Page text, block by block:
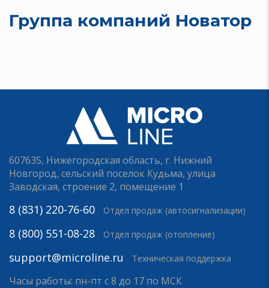
Группа компаний Новатор
607635, Нижегородская область, г. Нижний
Новгород, сельский поселок Кудьма, улица
Заводская, строение 2, помещение 1
8 (831) 220-76-60 Отдел продаж (автосигнализации)
8 (800) 551-08-28 Отдел продаж (отопление)
support@microline.ru Техническая поддержка
Часы работы: пн-пт с 8 до 17 по МСК